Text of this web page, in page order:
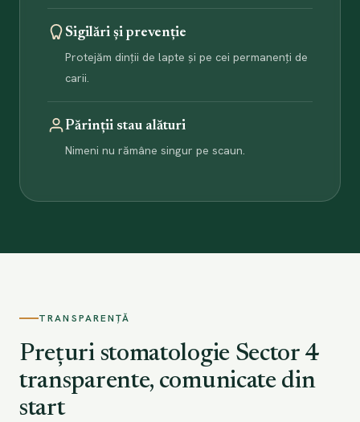
Sigilări și prevenție
Protejăm dinții de lapte și pe cei permanenți de
carii.
Părinții stau alături
Nimeni nu rămâne singur pe scaun.
TRANSPARENȚĂ
Prețuri stomatologie Sector 4
transparente, comunicate din
start